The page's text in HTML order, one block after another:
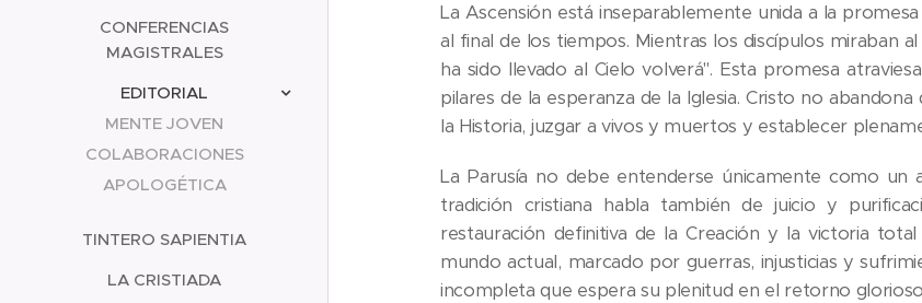
CONFERENCIAS
MAGISTRALES
EDITORIAL
MENTE JOVEN
COLABORACIONES
APOLOGÉTICA
TINTERO SAPIENTIA
LA CRISTIADA
La Ascensión está inseparablemente unida a la
al final de los tiempos. Mientras los discípulos miraban
ha sido llevado al Cielo volverá". Esta promesa
pilares de la esperanza de la Iglesia. Cristo no
la Historia, juzgar a vivos y muertos y establecer
La Parusía no debe entenderse únicamente como
tradición cristiana habla también de juicio y
restauración definitiva de la Creación y la victoria
mundo actual, marcado por guerras, injusticias y
incompleta que espera su plenitud en el retorno